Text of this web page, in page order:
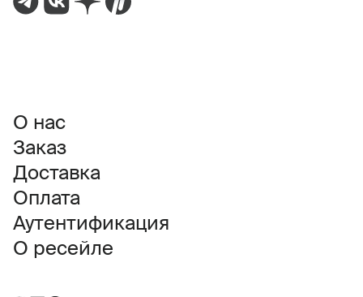
О нас
Заказ
Доставка
Оплата
Аутентификация
О ресейле